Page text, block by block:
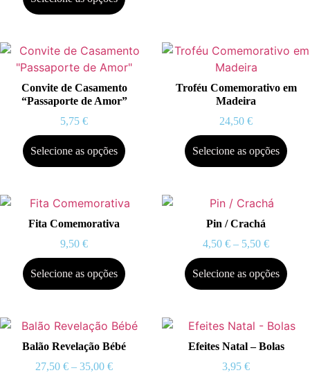
Convite de Casamento
“Passaporte de Amor”
5,75 €
Selecione as opções
Troféu Comemorativo em
Madeira
24,50 €
Selecione as opções
Fita Comemorativa
9,50 €
Selecione as opções
Pin / Crachá
4,50 € – 5,50 €
Selecione as opções
Balão Revelação Bébé
27,50 € – 35,00 €
Efeites Natal – Bolas
3,95 €